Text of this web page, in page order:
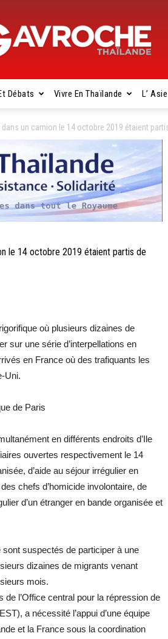
Gavroche
Thaïlande
Débats Vivre En Thaïlande L’
un camion le 14 octobre 2019 étaient
le 14 octobre 2019 étaient partis de
où plusieurs dizaines de
sur une série d’interpellations en
en France où des trafiquants les
Uni.
de Paris
en différents endroits d’Ile
ouvertes respectivement le 14
d’aide au séjour irrégulier en
chefs d’homicide involontaire, de
d’un étranger en bande organisée et
suspectés de participer à une
dizaines de migrants venant
mois.
de l’Office central pour la répression de
a nécessité l’appui d’une équipe
et la France sous la coordination